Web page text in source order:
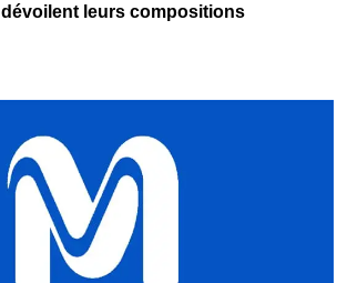
dévoilent leurs compositions